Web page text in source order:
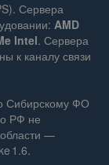
Сервера
AMD
Intel. Сервера
к каналу связи
Сибирскому ФО
РФ не
—
1.6.